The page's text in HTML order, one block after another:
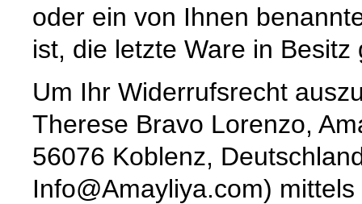
oder ein von Ihnen
ist, die letzte Ware in
Um Ihr Widerrufsrecht
Therese Bravo Lorenzo,
56076 Koblenz,
Info@Amayliya.com)